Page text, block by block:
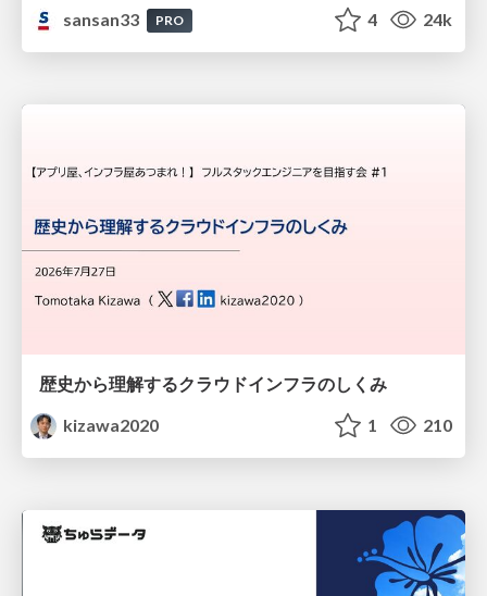
sansan33
PRO 4 24k
歴史から理解するクラウドインフラのしくみ
kizawa2020
1 210